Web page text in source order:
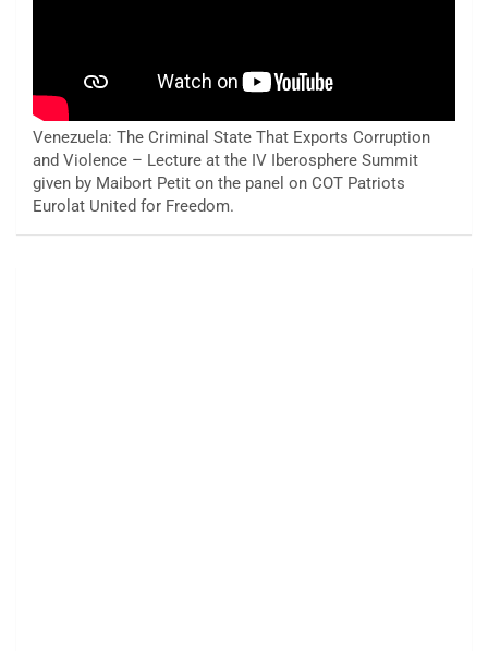
Venezuela: The Criminal State That Exports Corruption
and Violence – Lecture at the IV Iberosphere Summit
given by Maibort Petit on the panel on COT Patriots
Eurolat United for Freedom.